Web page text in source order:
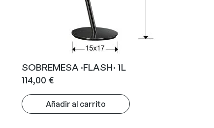
SOBREMESA ·FLASH· 1L
114,00 €
Añadir al carrito